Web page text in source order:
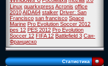
Linux quarkxpressAcronis office
2010AIDA64 stalker Driver: San
Francisco san francisco Space
Marine Pro Evolution Soccer 2012
pes 12 PES 2012 Pro Evolution
Soccer 12 FIFA 12 Battlefield 3 Сан-
Франциско
Статистика